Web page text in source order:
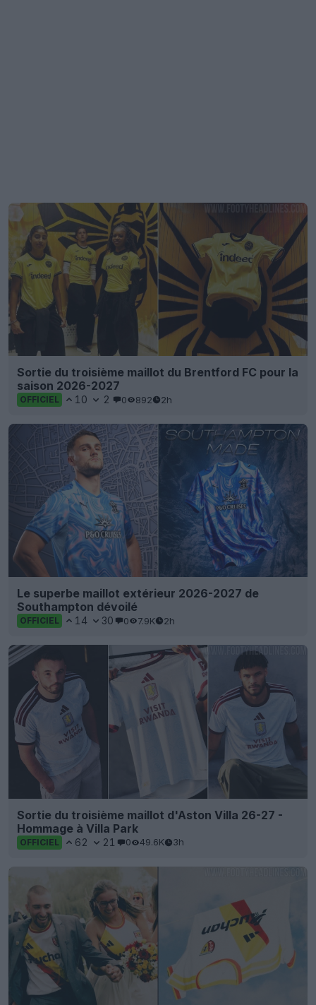
Sortie du troisième maillot du Brentford FC pour la
saison 2026-2027
OFFICIEL 10 2 0 892 2h
Le superbe maillot extérieur 2026-2027 de
Southampton dévoilé
OFFICIEL 14 30 0 7.9K 2h
Sortie du troisième maillot d'Aston Villa 26-27 -
Hommage à Villa Park
OFFICIEL 62 21 0 49.6K 3h